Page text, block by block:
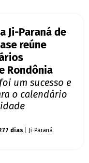
Ji-Paraná de
reúne
Rondônia
um sucesso e
o calendário
dias | Ji-Paraná